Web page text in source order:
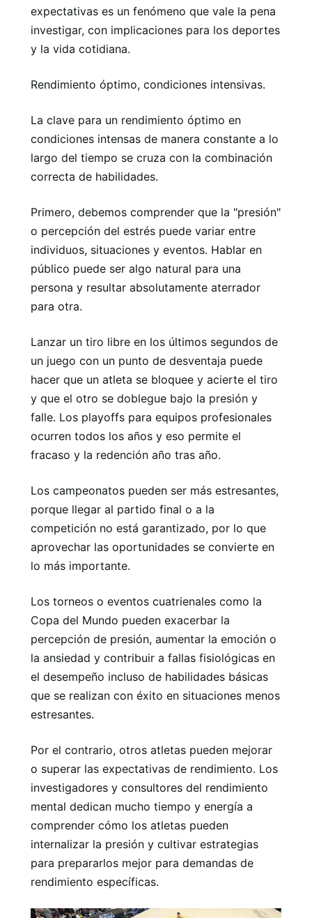
expectativas es un fenómeno que vale la pena
investigar, con implicaciones para los deportes
y la vida cotidiana.
Rendimiento óptimo, condiciones intensivas.
La clave para un rendimiento óptimo en
condiciones intensas de manera constante a lo
largo del tiempo se cruza con la combinación
correcta de habilidades.
Primero, debemos comprender que la "presión"
o percepción del estrés puede variar entre
individuos, situaciones y eventos. Hablar en
público puede ser algo natural para una
persona y resultar absolutamente aterrador
para otra.
Lanzar un tiro libre en los últimos segundos de
un juego con un punto de desventaja puede
hacer que un atleta se bloquee y acierte el tiro
y que el otro se doblegue bajo la presión y
falle. Los playoffs para equipos profesionales
ocurren todos los años y eso permite el
fracaso y la redención año tras año.
Los campeonatos pueden ser más estresantes,
porque llegar al partido final o a la
competición no está garantizado, por lo que
aprovechar las oportunidades se convierte en
lo más importante.
Los torneos o eventos cuatrienales como la
Copa del Mundo pueden exacerbar la
percepción de presión, aumentar la emoción o
la ansiedad y contribuir a fallas fisiológicas en
el desempeño incluso de habilidades básicas
que se realizan con éxito en situaciones menos
estresantes.
Por el contrario, otros atletas pueden mejorar
o superar las expectativas de rendimiento. Los
investigadores y consultores del rendimiento
mental dedican mucho tiempo y energía a
comprender cómo los atletas pueden
internalizar la presión y cultivar estrategias
para prepararlos mejor para demandas de
rendimiento específicas.